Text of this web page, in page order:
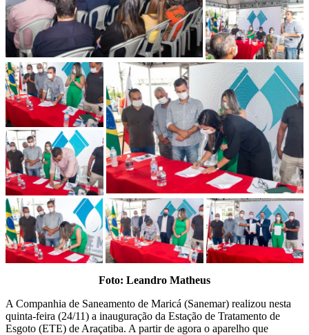
Foto: Leandro Matheus
A Companhia de Saneamento de Maricá (Sanemar) realizou nesta
quinta-feira (24/11) a inauguração da Estação de Tratamento de
Esgoto (ETE) de Araçatiba. A partir de agora o aparelho que